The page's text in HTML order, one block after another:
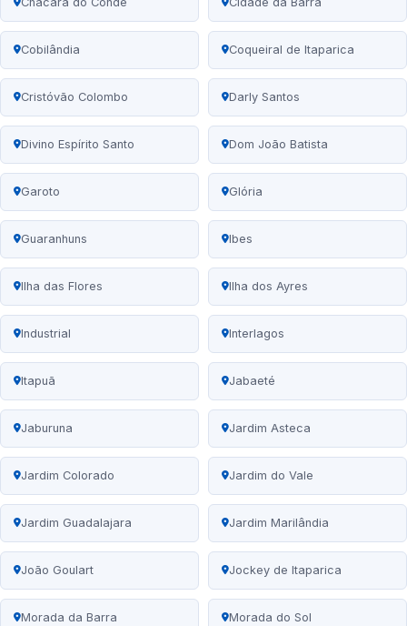
Cobilândia Coqueiral de Itaparica
Cristóvão Colombo Darly Santos
Divino Espírito Santo Dom João Batista
Garoto Glória
Guaranhuns Ibes
Ilha das Flores Ilha dos Ayres
Industrial Interlagos
Itapuã Jabaeté
Jaburuna Jardim Asteca
Jardim Colorado Jardim do Vale
Jardim Guadalajara Jardim Marilândia
João Goulart Jockey de Itaparica
Morada da Barra Morada do Sol